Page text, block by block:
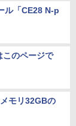
ル「CE28 N-p
このページで
モリ32GBの